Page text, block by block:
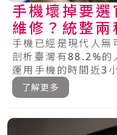
手機壞掉要
維修？統整兩
事項
手機已經是現代人無
剖析臺灣有88.2%的
運用手機的時間近3
了解更多